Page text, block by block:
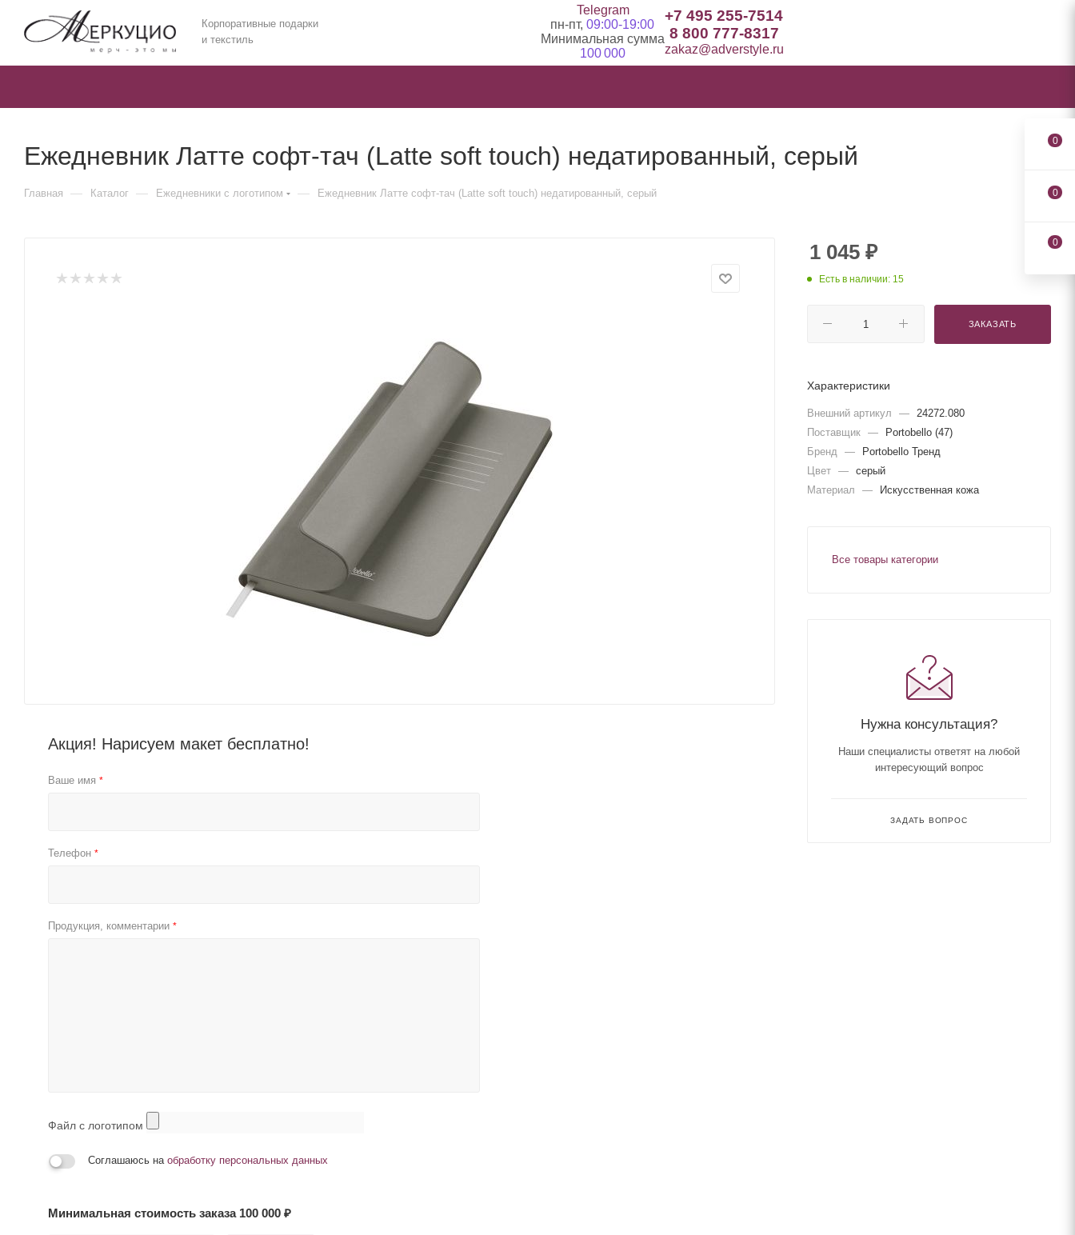
Корпоративные подарки
и текстиль
Telegram
пн-пт, 09:00-19:00
Минимальная сумма
100 000
+7 495 255-7514
8 800 777-8317
zakaz@adverstyle.ru
Ежедневник Латте софт-тач (Latte soft touch) недатированный, серый
Главная — Каталог — Ежедневники c логотипом — Ежедневник Латте софт-тач (Latte soft touch) недатированный, серый
Акция! Нарисуем макет бесплатно!
Ваше имя *
Телефон *
Продукция, комментарии *
Файл с логотипом
Соглашаюсь на обработку персональных данных
Минимальная стоимость заказа 100 000 ₽
1 045 ₽
Есть в наличии: 15
ЗАКАЗАТЬ
Характеристики
Внешний артикул —
24272.080
Поставщик —
Portobello (47)
Бренд
—
Portobello Тренд
Цвет — серый
Материал
— Искусственная кожа
Все товары категории
Нужна консультация?
Наши специалисты ответят на любой
интересующий вопрос
ЗАДАТЬ ВОПРОС
0
0
0